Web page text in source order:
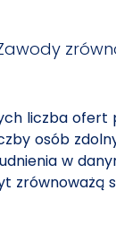
liczba ofert
osób
w
zrównoważą